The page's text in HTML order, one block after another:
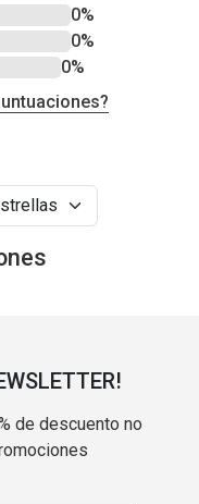
0%
0%
0%
de descuento no